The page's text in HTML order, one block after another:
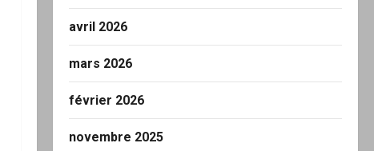
avril 2026
mars 2026
février 2026
novembre 2025